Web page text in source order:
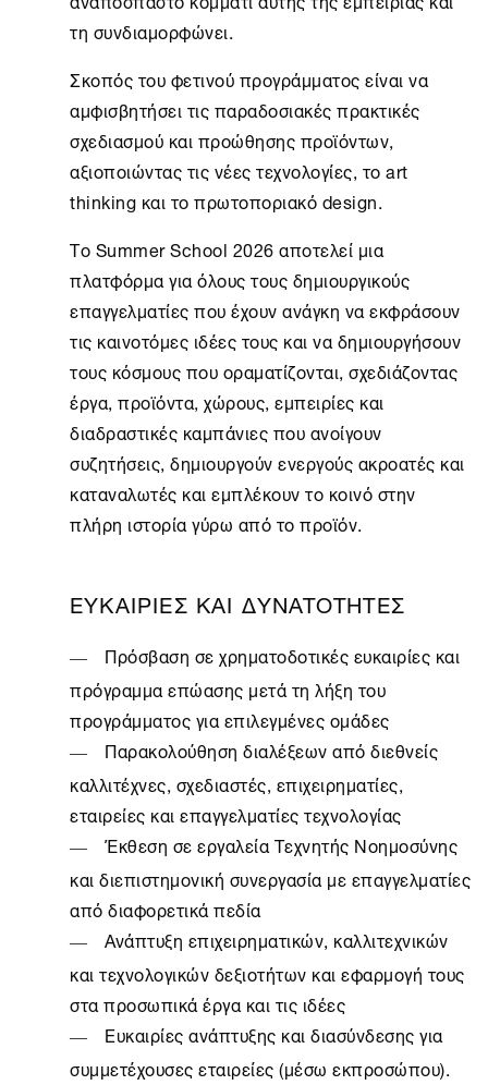
τη συνδιαμορφώνει.
Σκοπός του φετινού προγράμματος είναι να
αμφισβητήσει τις παραδοσιακές πρακτικές
σχεδιασμού και προώθησης προϊόντων,
αξιοποιώντας τις νέες τεχνολογίες, το art
thinking και το πρωτοποριακό design.
Το Summer School 2026 αποτελεί μια
πλατφόρμα για όλους τους δημιουργικούς
επαγγελματίες που έχουν ανάγκη να εκφράσουν
τις καινοτόμες ιδέες τους και να δημιουργήσουν
τους κόσμους που οραματίζονται, σχεδιάζοντας
έργα, προϊόντα, χώρους, εμπειρίες και
διαδραστικές καμπάνιες που ανοίγουν
συζητήσεις, δημιουργούν ενεργούς ακροατές και
καταναλωτές και εμπλέκουν το κοινό στην
πλήρη ιστορία γύρω από το προϊόν.
ΕΥΚΑΙΡΙΕΣ ΚΑΙ ΔΥΝΑΤΟΤΗΤΕΣ
Πρόσβαση σε χρηματοδοτικές ευκαιρίες και
πρόγραμμα επώασης μετά τη λήξη του
προγράμματος για επιλεγμένες ομάδες
Παρακολούθηση διαλέξεων από διεθνείς
καλλιτέχνες, σχεδιαστές, επιχειρηματίες,
εταιρείες και επαγγελματίες τεχνολογίας
Έκθεση σε εργαλεία Τεχνητής Νοημοσύνης
και διεπιστημονική συνεργασία με επαγγελματίες
από διαφορετικά πεδία
Ανάπτυξη επιχειρηματικών, καλλιτεχνικών
και τεχνολογικών δεξιοτήτων και εφαρμογή τους
στα προσωπικά έργα και τις ιδέες
Ευκαιρίες ανάπτυξης και διασύνδεσης για
συμμετέχουσες εταιρείες (μέσω εκπροσώπου).